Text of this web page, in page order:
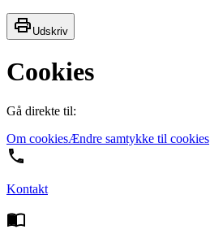
Udskriv
Cookies
Gå direkte til:
Om cookiesÆndre samtykke til cookies
Kontakt